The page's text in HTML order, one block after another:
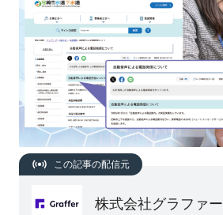
この記事の配信元
株式会社グラファー